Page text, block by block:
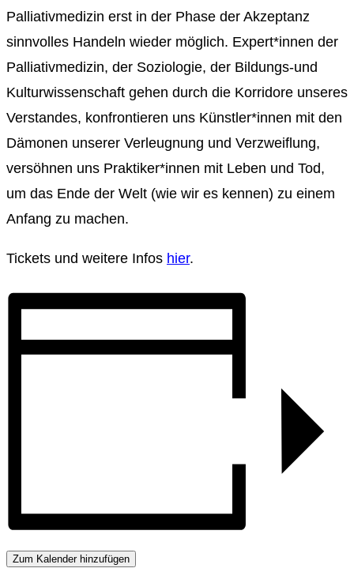
Palliativmedizin erst in der Phase der Akzeptanz
sinnvolles Handeln wieder möglich. Expert*innen der
Palliativmedizin, der Soziologie, der Bildungs-und
Kulturwissenschaft gehen durch die Korridore unseres
Verstandes, konfrontieren uns Künstler*innen mit den
Dämonen unserer Verleugnung und Verzweiflung,
versöhnen uns Praktiker*innen mit Leben und Tod,
um das Ende der Welt (wie wir es kennen) zu einem
Anfang zu machen.
Tickets und weitere Infos hier.
Zum Kalender hinzufügen